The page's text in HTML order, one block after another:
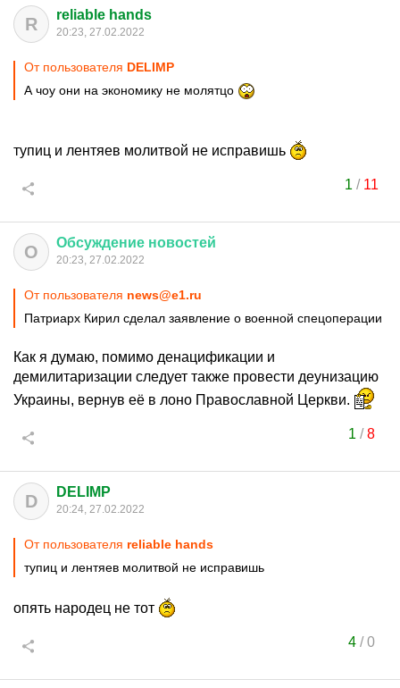
R reliable hands
20:23, 27.02.2022
От пользователя DELIMP
А чоу они на экономику не молятцо
тупиц и лентяев молитвой не исправишь
1 / 11
О Обсуждение новостей
20:23, 27.02.2022
От пользователя news@e1.ru
Патриарх Кирил сделал заявление о военной спецоперации
Как я думаю, помимо денацификации и
демилитаризации следует также провести деунизацию
Украины, вернув её в лоно Православной Церкви.
1 /8
D DELIMP
20:24, 27.02.2022
От пользователя reliable hands
тупиц и лентяев молитвой не исправишь
опять народец не тот
4/0